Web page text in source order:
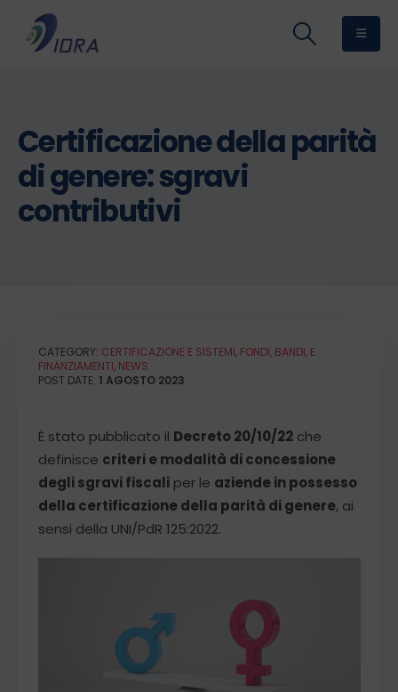
Certificazione della parità
di genere: sgravi
contributivi
CATEGORY: CERTIFICAZIONE E SISTEMI, FONDI, BANDI, E
FINANZIAMENTI, NEWS
POST DATE: 1 AGOSTO 2023
È stato pubblicato il Decreto 20/10/22che
definisce criteri e modalità di concessione
degli sgravi fiscaliper le aziende in possesso
della certificazione della parità di genere, ai
sensi della UNI/PdR 125:2022.